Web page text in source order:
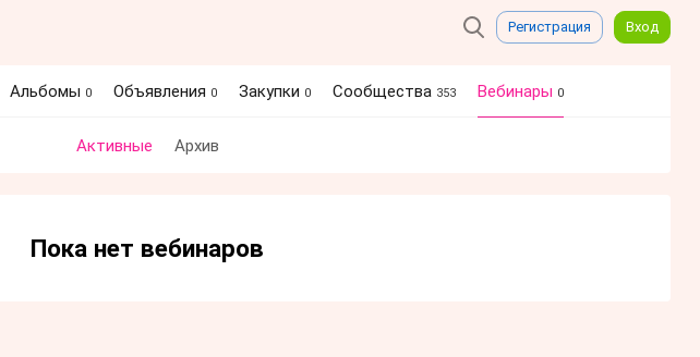
Регистрация Вход
Альбомы 0 Объявления 0 Закупки 0 Сообщества 353 Вебинары 0
Активные Архив
Пока нет вебинаров